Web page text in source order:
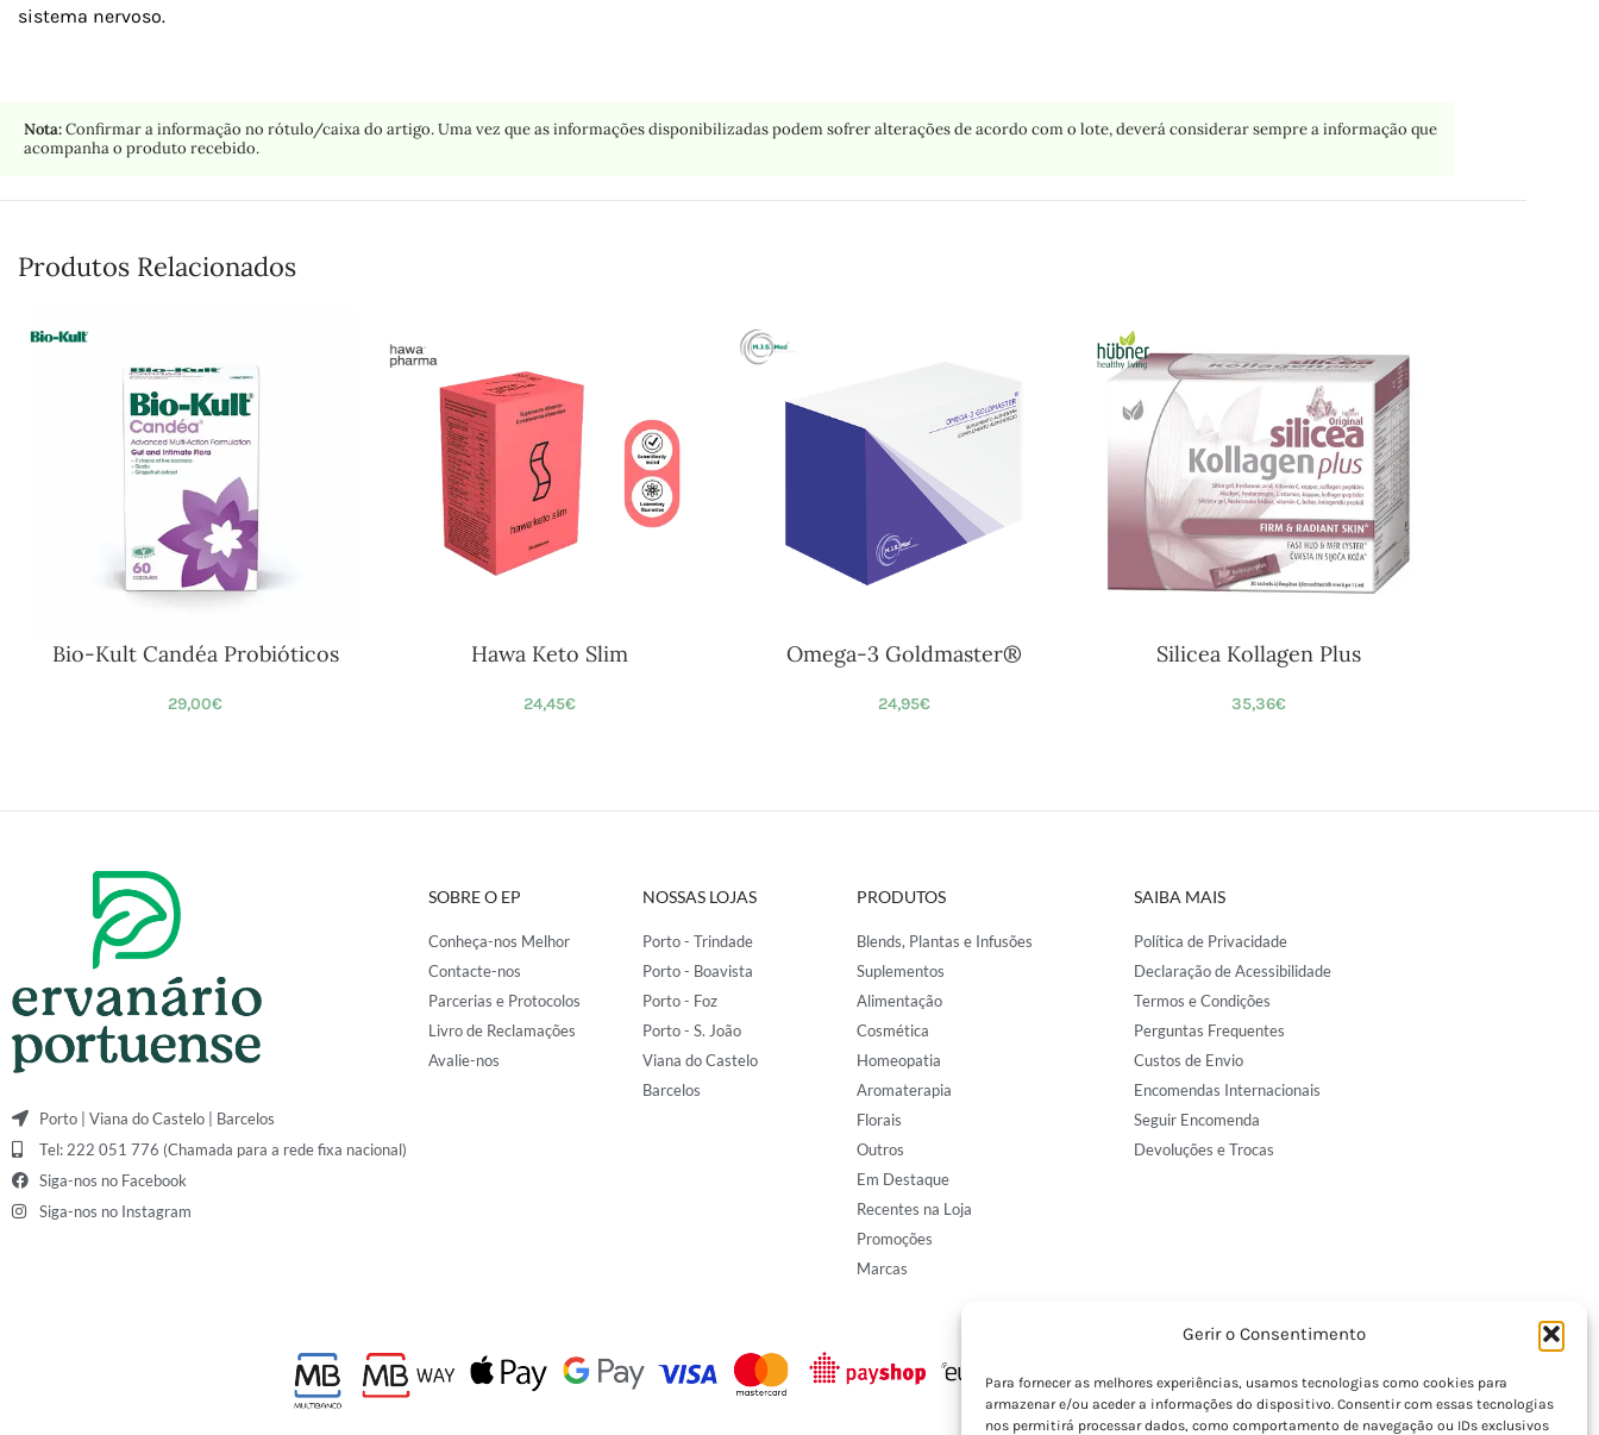
Gerir o Consentimento
Para fornecer as melhores experiências, usamos tecnologias como cookies para
armazenar e/ou aceder a informações do dispositivo. Consentir com essas tecnologias
nos permitirá processar dados, como comportamento de navegação ou IDs exclusivos
sistema nervoso.
Nota:Confirmar a informação no rótulo/caixa do artigo. Uma vez que as informações disponibilizadas podem sofrer alterações de acordo com o lote, deverá considerar sempre a informação que
acompanha o produto recebido.
Produtos Relacionados
Bio-Kult Candéa Probióticos
29,00€
Hawa Keto Slim
24,45€
Omega-3 Goldmaster®
24,95€
Silicea Kollagen Plus
35,36€
Porto | Viana do Castelo | Barcelos
Tel: 222 051 776 (Chamada para a rede fixa nacional)
Siga-nos no Facebook
Siga-nos no Instagram
SOBRE O EP
Conheça-nos Melhor
Contacte-nos
Parcerias e Protocolos
Livro de Reclamações
Avalie-nos
NOSSAS LOJAS
Porto - Trindade
Porto - Boavista
Porto - Foz
Porto - S. João
Viana do Castelo
Barcelos
PRODUTOS
Blends, Plantas e Infusões
Suplementos
Alimentação
Cosmética
Homeopatia
Aromaterapia
Florais
Outros
Em Destaque
Recentes na Loja
Promoções
Marcas
SAIBA MAIS
Política de Privacidade
Declaração de Acessibilidade
Termos e Condições
Perguntas Frequentes
Custos de Envio
Encomendas Internacionais
Seguir Encomenda
Devoluções e Trocas